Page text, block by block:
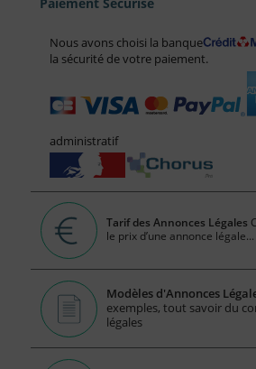
Paiement Sécurisé
Nous avons choisi la banque
la sécurité de votre paiement.
administratif
Tarif des Annonces Légales
le prix d’une annonce légale...
Modèles d'Annonces
exemples, tout savoir du
légales